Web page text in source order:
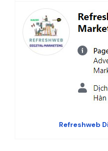
Refreshweb